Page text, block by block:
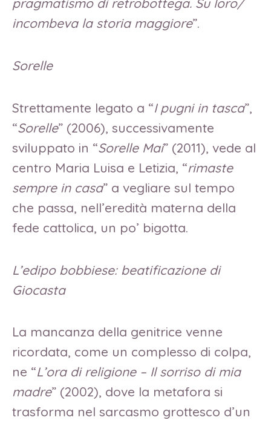
pragmatismo di retrobottega. Su loro/
incombeva la storia maggiore”.
Sorelle
Strettamente legato a “I pugni in tasca”,
“Sorelle” (2006), successivamente
sviluppato in “Sorelle Mai” (2011), vede al
centro Maria Luisa e Letizia, “rimaste
sempre in casa” a vegliare sul tempo
che passa, nell’eredità materna della
fede cattolica, un po’ bigotta.
L’edipo bobbiese: beatificazione di
Giocasta
La mancanza della genitrice venne
ricordata, come un complesso di colpa,
ne “L’ora di religione – Il sorriso di mia
madre” (2002), dove la metafora si
trasforma nel sarcasmo grottesco d’un